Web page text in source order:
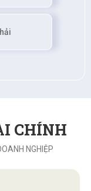
CHÍNH
NGHIỆP